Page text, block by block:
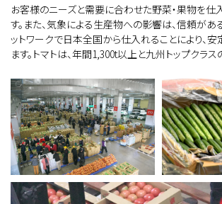
お客様のニーズと需要に合わせた野菜・果物を仕
す。また、気象による生産物への影響は、信頼が
ットワークで日本全国から仕入れることにより、
ます。トマトは、年間1,300t以上と九州トップクラ